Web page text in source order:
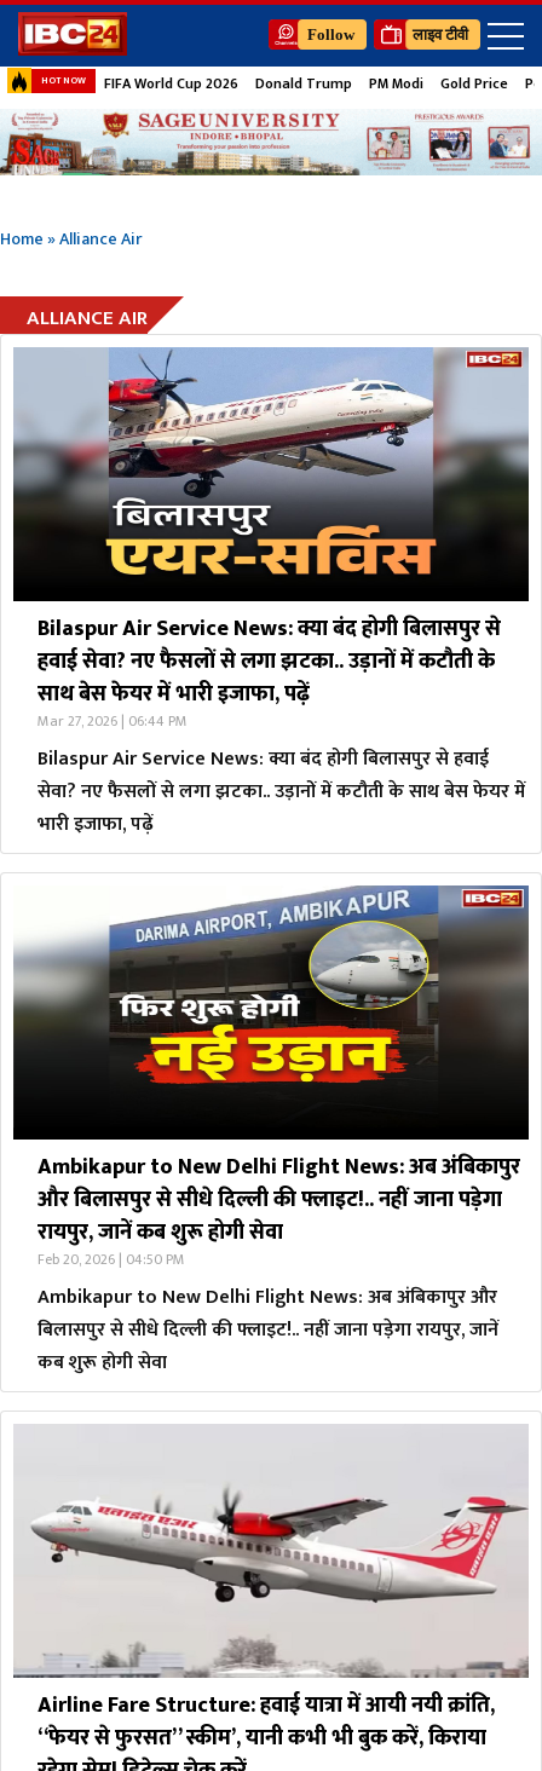
Follow लाइव टीवी
HOT NOW FIFA World Cup 2026 Donald Trump PM Modi Gold Price
Home»Alliance Air
ALLIANCE AIR
Bilaspur Air Service News: क्या बंद होगी बिलासपुर से
हवाई सेवा? नए फैसलों से लगा झटका.. उड़ानों में कटौती के
साथ बेस फेयर में भारी इजाफा, पढ़ें
Mar 27, 2026 | 06:44 PM
Bilaspur Air Service News: क्या बंद होगी बिलासपुर से हवाई
सेवा? नए फैसलों से लगा झटका.. उड़ानों में कटौती के साथ बेस फेयर में
भारी इजाफा, पढ़ें
Ambikapur to New Delhi Flight News: अब अंबिकापुर
और बिलासपुर से सीधे दिल्ली की फ्लाइट!.. नहीं जाना पड़ेगा
रायपुर, जानें कब शुरू होगी सेवा
Feb 20, 2026 | 04:50 PM
Ambikapur to New Delhi Flight News: अब अंबिकापुर और
बिलासपुर से सीधे दिल्ली की फ्लाइट!.. नहीं जाना पड़ेगा रायपुर, जानें
कब शुरू होगी सेवा
Airline Fare Structure: हवाई यात्रा में आयी नयी क्रांति,
“फेयर से फुरसत” स्कीम’, यानी कभी भी बुक करें, किराया